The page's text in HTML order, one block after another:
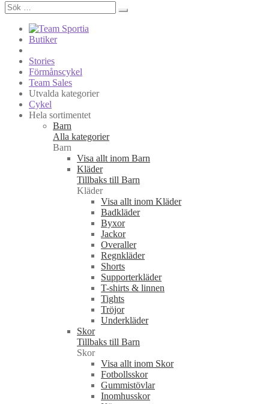
Sök
efter:
Butiker
Stories
Förmånscykel
Team Sales
Utvalda kategorier
Cykel
Hela sortimentet
Barn
Alla kategorier
Barn
Visa allt inom Barn
Kläder
Tillbaks till Barn
Kläder
Visa allt inom Kläder
Badkläder
Byxor
Jackor
Overaller
Regnkläder
Shorts
Supporterkläder
T-shirts & linnen
Tights
Tröjor
Underkläder
Skor
Tillbaks till Barn
Skor
Visa allt inom Skor
Fotbollsskor
Gummistövlar
Inomhusskor